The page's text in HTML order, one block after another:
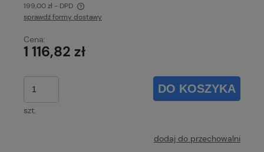
199,00 zł - DPD
Cena nie zawiera ewentualnych kosztów płatności
sprawdź formy dostawy
Cena:
1 116,82 zł
szt.
DO KOSZYKA
dodaj do przechowalni